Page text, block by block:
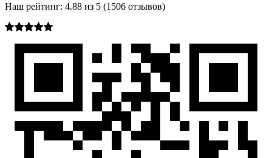
Наш рейтинг: 4.88 из 5 (1506 отзывов)